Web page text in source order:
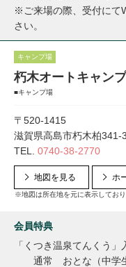
※ご来場の際、受付にて
さい。
キャンプ場
朽木オートキャン
■キャンプ場
〒520-1415
滋賀県高島市朽木柏341-3
TEL. 0740-38-2770
地図を見る
※地図は所在地を元に表示しており
ホ
会員特典
「くつき温泉てんくう
通常 おとな（中学